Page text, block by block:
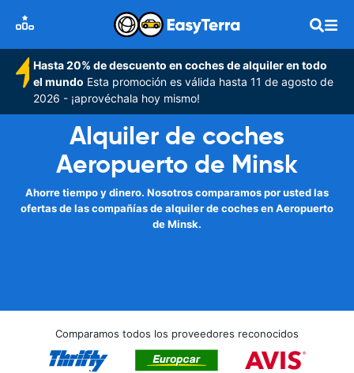
Hasta 20% de descuento en coches de alquiler en todo
el mundo Esta promoción es válida hasta 11 de agosto de
2026 - ¡aprovéchala hoy mismo!
Alquiler de coches
Aeropuerto de Minsk
Ahorre tiempo y dinero. Nosotros comparamos por usted las
ofertas de las compañías de alquiler de coches en Aeropuerto
de Minsk.
Comparamos todos los proveedores reconocidos